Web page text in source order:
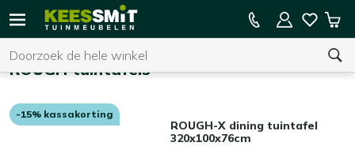
Kees
Tuinmeubelen
U heeft geen product(en) in uw winkelwagen.
15% kassakorting op de hele collectie
ROUGH tuintafels
-15% kassakorting
ROUGH-X dining tuintafel
320x100x76cm